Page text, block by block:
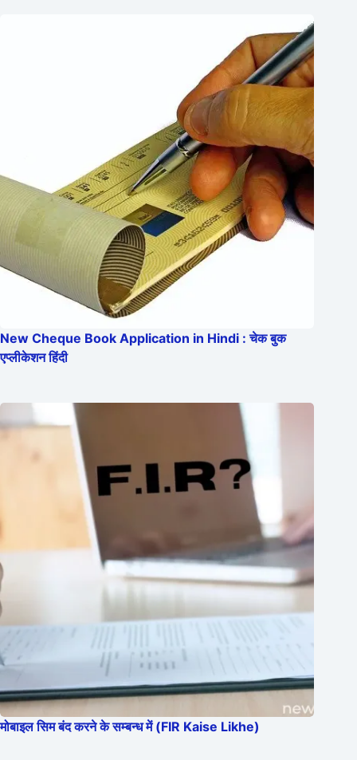
New Cheque Book Application in Hindi : चेक बुक
एप्लीकेशन हिंदी
मोबाइल सिम बंद करने के सम्बन्ध में (FIR Kaise Likhe)